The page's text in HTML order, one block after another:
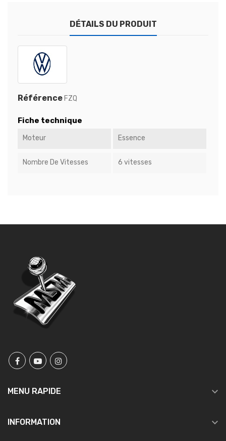
DÉTAILS DU PRODUIT
Référence FZQ
Fiche technique
Moteur Essence
Nombre De Vitesses 6 vitesses
MENU RAPIDE 
INFORMATION 